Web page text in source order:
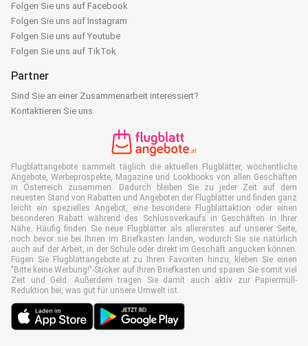
Folgen Sie uns auf Facebook
Folgen Sie uns auf Instagram
Folgen Sie uns auf Youtube
Folgen Sie uns auf TikTok
Partner
Sind Sie an einer Zusammenarbeit interessiert?
Kontaktieren Sie uns
Flugblattangebote sammelt täglich die aktuellen Flugblätter, wöchentliche
Angebote, Werbeprospekte, Magazine und Lookbooks von allen Geschäften
in Österreich zusammen. Dadurch bleiben Sie zu jeder Zeit auf dem
neuesten Stand von Rabatten und Angeboten der Flugblätter und finden ganz
leicht ein spezielles Angebot, eine besondere Flugblattaktion oder einen
besonderen Rabatt während des Schlussverkaufs in Geschäften in Ihrer
Nähe. Häufig finden Sie neue Flugblätter als allererstes auf unserer Seite,
noch bevor sie bei Ihnen im Briefkasten landen, wodurch Sie sie natürlich
auch auf der Arbeit, in der Schule oder direkt im Geschäft angucken können.
Fügen Sie Flugblattangebote.at zu Ihren Favoriten hinzu, kleben Sie einen
"Bitte keine Werbung!"-Sticker auf Ihren Briefkasten und sparen Sie somit viel
Zeit und Geld. Außerdem tragen Sie damit auch aktiv zur Papiermüll-
Reduktion bei, was gut für unsere Umwelt ist.